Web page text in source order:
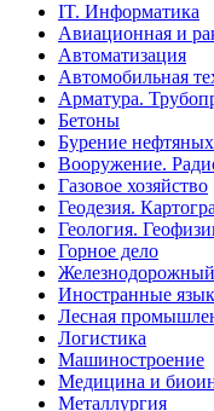
IT. Информатика
Авиационная и
Автоматизация
Автомобильная
Арматура.
Бетоны
Бурение
Вооружение.
Газовое хозяйство
Геодезия.
Геология.
Горное дело
Иностранные
Лесная
Логистика
Машиностроение
Медицина и
Металлургия